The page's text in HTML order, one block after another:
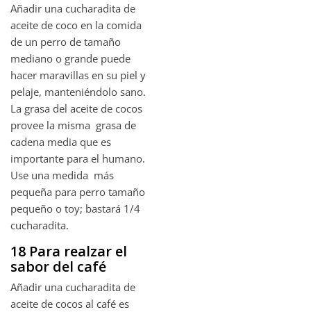
Añadir una cucharadita de
aceite de coco en la comida
de un perro de tamaño
mediano o grande puede
hacer maravillas en su piel y
pelaje, manteniéndolo sano.
La grasa del aceite de cocos
provee la misma grasa de
cadena media que es
importante para el humano.
Use una medida más
pequeña para perro tamaño
pequeño o toy; bastará 1/4
cucharadita.
18 Para realzar el
sabor del café
Añadir una cucharadita de
aceite de cocos al café es